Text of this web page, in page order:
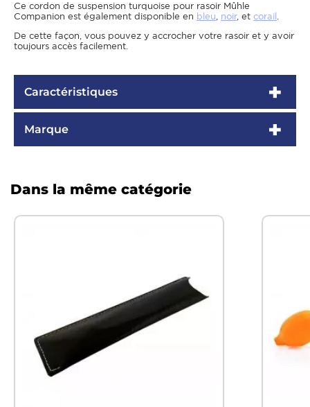
Ce cordon de suspension turquoise pour rasoir Mûhle
Companion est également disponible en bleu, noir, et corail .
De cette façon, vous pouvez y accrocher votre rasoir et y avoir
toujours accès facilement.
Caractéristiques
Marque
Dans la même catégorie